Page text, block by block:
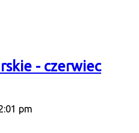
- czerwiec
pm